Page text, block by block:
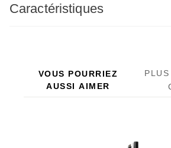
Caractéristiques
VOUS POURRIEZ
AUSSI AIMER